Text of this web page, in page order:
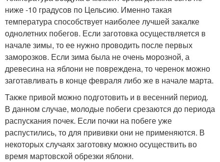
ниже -10 градусов по Цельсию. Именно такая
температура способствует наиболее лучшей закалке
однолетних побегов. Если заготовка осуществляется в
начале зимы, то ее нужно проводить после первых
заморозков. Если зима была не очень морозной, а
древесина на яблони не повреждена, то черенок можно
заготавливать в конце февраля либо же в начале марта.
Также привой можно подготовить и в весенний период.
В данном случае, молодые побеги срезаются до периода
распускания почек. Если почки на побеге уже
распустились, то для прививки они не применяются. В
некоторых случаях заготовку можно осуществить во
время мартовской обрезки яблони.